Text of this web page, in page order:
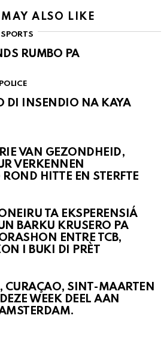
ALSO LIKE
SPORTS
RUMBO PA
POLICE
DI INSENDIO NA KAYA
VAN GEZONDHEID,
VERKENNEN
HITTE EN STERFTE
TA EKSPERENSIÁ
BARKU KRUSERO PA
ENTRE TCB,
I BUKI DI PRÈT
CURAÇAO, SINT-MAARTEN
WEEK DEEL AAN